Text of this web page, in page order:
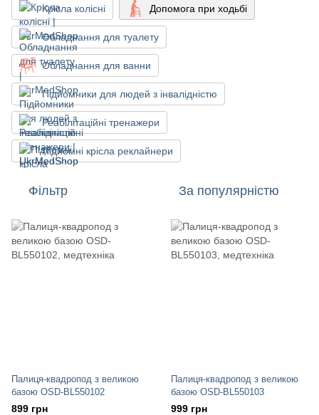
Крісла колісні Допомога при ходьбі
Обладнання для туалету
Обладнання для ванни
Підйомники для людей з інвалідністю
Реабілітаційні тренажери
Підйомні крісла реклайнери
Фільтр За популярністю
Палиця-квадропод з великою
базою OSD-BL550102
899 грн
Палиця-квадропод з великою
базою OSD-BL550103
999 грн